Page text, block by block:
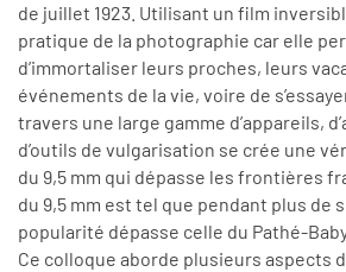
de juillet 1923. Utilisant un film
pratique de la photographie car elle
d’immortaliser leurs proches, leurs
événements de la vie, voire de
travers une large gamme d’appareils,
d’outils de vulgarisation se crée une
du 9,5 mm qui dépasse les frontières
du 9,5 mm est tel que pendant plus de
popularité dépasse celle du Pathé-
Ce colloque aborde plusieurs aspects